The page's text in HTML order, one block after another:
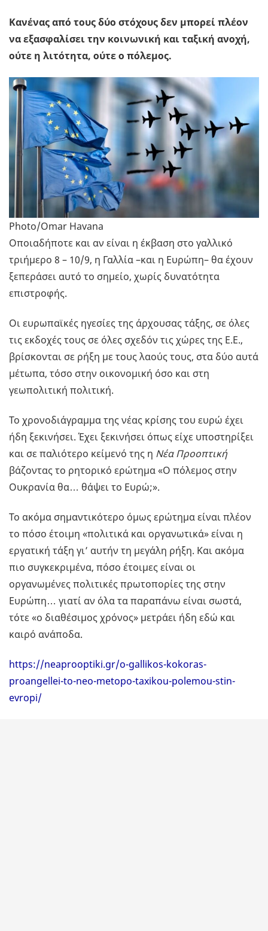
Κανένας από τους δύο στόχους δεν μπορεί πλέον
να εξασφαλίσει την κοινωνική και ταξική ανοχή,
ούτε η λιτότητα, ούτε ο πόλεμος.
Photo/Omar Havana
Οποιαδήποτε και αν είναι η έκβαση στο γαλλικό
τριήμερο 8 – 10/9, η Γαλλία –και η Ευρώπη– θα έχουν
ξεπεράσει αυτό το σημείο, χωρίς δυνατότητα
επιστροφής.
Οι ευρωπαϊκές ηγεσίες της άρχουσας τάξης, σε όλες
τις εκδοχές τους σε όλες σχεδόν τις χώρες της Ε.Ε.,
βρίσκονται σε ρήξη με τους λαούς τους, στα δύο αυτά
μέτωπα, τόσο στην οικονομική όσο και στη
γεωπολιτική πολιτική.
Το χρονοδιάγραμμα της νέας κρίσης του ευρώ έχει
ήδη ξεκινήσει. Έχει ξεκινήσει όπως είχε υποστηρίξει
και σε παλιότερο κείμενό της η Νέα Προοπτική
βάζοντας το ρητορικό ερώτημα «Ο πόλεμος στην
Ουκρανία θα… θάψει το Ευρώ;».
Το ακόμα σημαντικότερο όμως ερώτημα είναι πλέον
το πόσο έτοιμη «πολιτικά και οργανωτικά» είναι η
εργατική τάξη γι’ αυτήν τη μεγάλη ρήξη. Και ακόμα
πιο συγκεκριμένα, πόσο έτοιμες είναι οι
οργανωμένες πολιτικές πρωτοπορίες της στην
Ευρώπη… γιατί αν όλα τα παραπάνω είναι σωστά,
τότε «ο διαθέσιμος χρόνος» μετράει ήδη εδώ και
καιρό ανάποδα.
https://neaprooptiki.gr/o-gallikos-kokoras-
proangellei-to-neo-metopo-taxikou-polemou-stin-
evropi/